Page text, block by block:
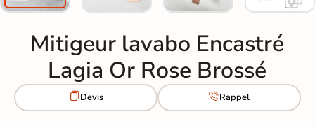
Mitigeur lavabo Encastré
Lagia Or Rose Brossé
Devis Rappel